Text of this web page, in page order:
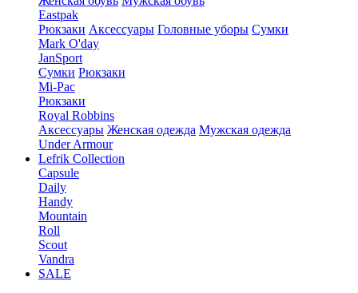
Eastpak
Рюкзаки Аксессуары Головные уборы Сумки
Mark O'day
JanSport
Сумки Рюкзаки
Mi-Pac
Рюкзаки
Royal Robbins
Аксессуары Женская одежда Мужская одежда
Under Armour
Lefrik Collection
Capsule
Daily
Handy
Mountain
Roll
Scout
Vandra
SALE